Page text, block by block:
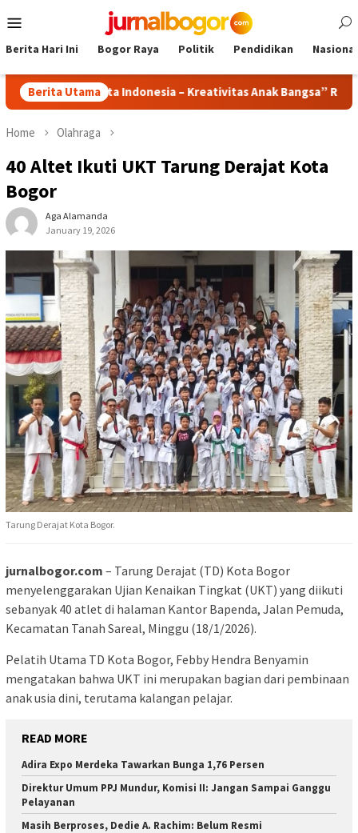
to
Menu
Berita Hari Ini Bogor Raya Politik Pendidikan Nasional
Berita Utama
“Kita Indonesia – Kreativitas Anak Bangsa” Rayakan HUT
Home Olahraga
40 Altet Ikuti UKT Tarung Derajat Kota
Bogor
Aga Alamanda
January 19, 2026
Tarung Derajat Kota Bogor.
jurnalbogor.com – Tarung Derajat (TD) Kota Bogor
menyelenggarakan Ujian Kenaikan Tingkat (UKT) yang diikuti
sebanyak 40 atlet di halaman Kantor Bapenda, Jalan Pemuda,
Kecamatan Tanah Sareal, Minggu (18/1/2026).
Pelatih Utama TD Kota Bogor, Febby Hendra Benyamin
mengatakan bahwa UKT ini merupakan bagian dari pembinaan
anak usia dini, terutama kalangan pelajar.
READ MORE
Adira Expo Merdeka Tawarkan Bunga 1,76 Persen
Direktur Umum PPJ Mundur, Komisi II: Jangan Sampai Ganggu
Pelayanan
Masih Berproses, Dedie A. Rachim: Belum Resmi